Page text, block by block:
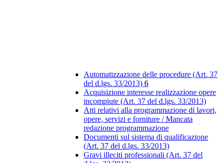
Automatizzazione delle procedure (Art. 37
del d.lgs. 33/2013) 6
Acquisizione interesse realizzazione opere
incompiute (Art. 37 del d.lgs. 33/2013)
Atti relativi alla programmazione di lavori,
opere, servizi e forniture / Mancata
redazione programmazione
Documenti sul sistema di qualificazione
(Art. 37 del d.lgs. 33/2013)
Gravi illeciti professionali (Art. 37 del